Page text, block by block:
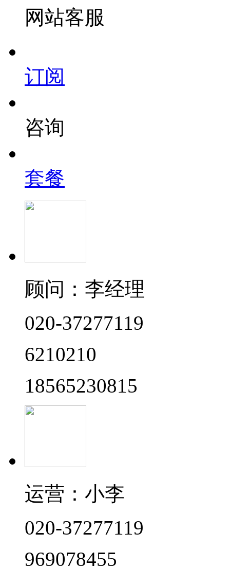
网站客服
订阅
咨询
套餐
顾问：李经理
020-37277119
6210210
18565230815
运营：小李
020-37277119
969078455